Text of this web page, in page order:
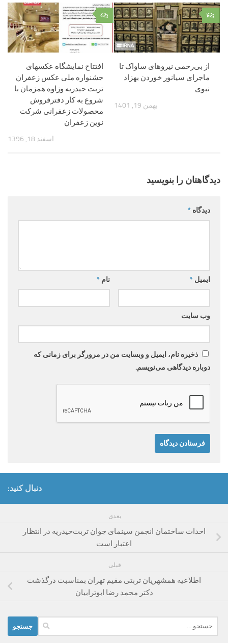
۰
افتتاح نمایشگاه عکسهای
جشنواره ملی عکس زعفران
تربت حیدریه وزاوه همزمان با
شروع به کار دفترفروش
محصولات زعفرانی شرکت
نوین زعفران
اسفند 18, 1396
۱
از بی‌رحمی نیروهای ساواک تا
ماجرای سیانور خوردن بهزاد
نبوی
بهمن 19, 1401
دیدگاهتان را بنویسید
دیدگاه *
نام * ایمیل *
وب‌ سایت
ذخیره نام، ایمیل و وبسایت من در مرورگر برای زمانی که
دوباره دیدگاهی می‌نویسم.
دنبال کنید:
بعدی
احداث ساختمان انجمن سینمای جوان تربت‌حیدریه در انتظار
اعتبار است
قبلی
اطلاعیه همشهریان تربتی مقیم تهران بمناسبت درگذشت
دکتر محمد رضا ابوترابیان
برای: